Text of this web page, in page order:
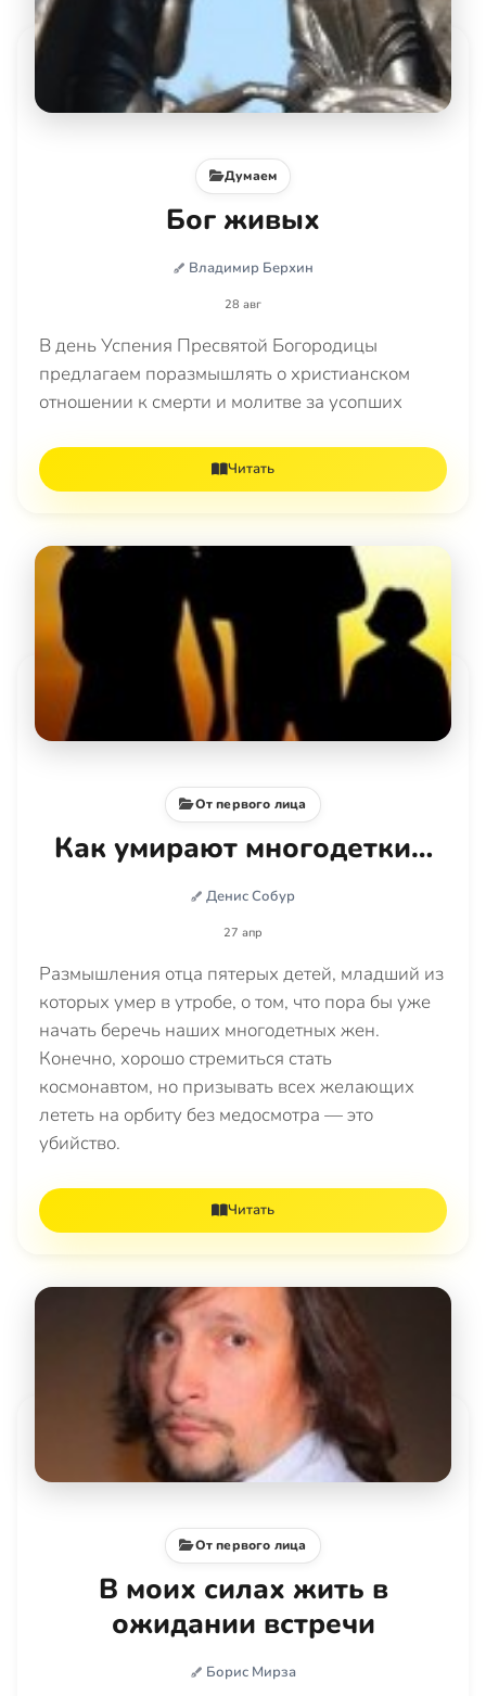
Думаем
Бог живых
Владимир Берхин
28 авг
В день Успения Пресвятой Богородицы
предлагаем поразмышлять о христианском
отношении к смерти и молитве за усопших
Читать
От первого лица
Как умирают многодетки…
Денис Собур
27 апр
Размышления отца пятерых детей, младший из
которых умер в утробе, о том, что пора бы уже
начать беречь наших многодетных жен.
Конечно, хорошо стремиться стать
космонавтом, но призывать всех желающих
лететь на орбиту без медосмотра — это
убийство.
Читать
От первого лица
В моих силах жить в
ожидании встречи
Борис Мирза